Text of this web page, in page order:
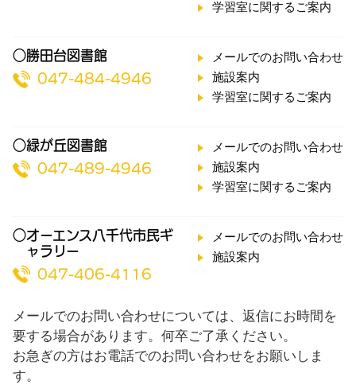
学習室に関するご案内
○勝田台図書館
047-484-4946
メールでのお問い合わせ
施設案内
学習室に関するご案内
○緑が丘図書館
047-489-4946
メールでのお問い合わせ
施設案内
学習室に関するご案内
○オーエンス八千代市民ギ
ャラリー
047-406-4116
メールでのお問い合わせ
施設案内
メールでのお問い合わせについては、返信にお時間を
要する場合があります。何卒ご了承ください。
お急ぎの方はお電話でのお問い合わせをお願いしま
す。